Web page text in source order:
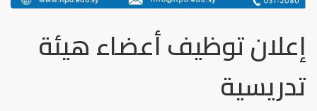
إعلان توظيف أعضاء هيئة
تدريسية